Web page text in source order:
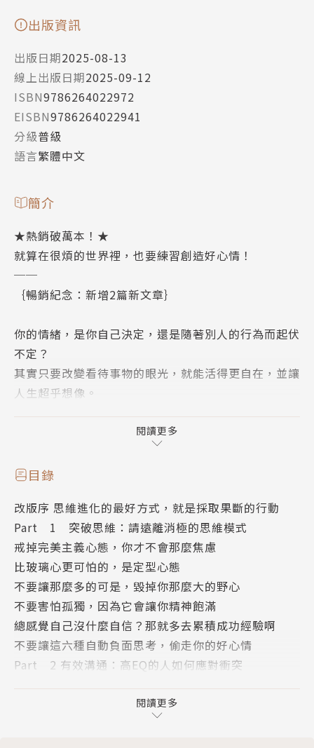
出版資訊
出版日期2025-08-13
線上出版日期2025-09-12
ISBN9786264022972
EISBN9786264022941
分級普級
語言繁體中文
簡介
★熱銷破萬本！★
就算在很煩的世界裡，也要練習創造好心情！
──
｛暢銷紀念：新增2篇新文章｝
你的情緒，是你自己決定，還是隨著別人的行為而起伏
不定？
其實只要改變看待事物的眼光，就能活得更自在，並讓
人生超乎想像。
「跟老闆打招呼沒有得到回應，是不是討厭我……」
「朋友吃飯沒約我，他們該不會要說我壞話吧……」
「只是順手幫忙，結果大家什麼事都丟給我做……」
你的內心是不是很常浮現各種小劇場？或是覺得好糾結
好委屈？
你經常為了「明明很努力，結果卻不如預期」而煩惱、
焦慮嗎？
你曾因累積太多不滿而失控爆走，結果後悔不已、內疚
自責嗎？
但是，只有你能決定要不要生氣，也只有你能讓自己開
閱讀更多
目錄
改版序 思維進化的最好方式，就是採取果斷的行動
Part 1 突破思維：請遠離消極的思維模式
戒掉完美主義心態，你才不會那麼焦慮
比玻璃心更可怕的，是定型心態
不要讓那麼多的可是，毀掉你那麼大的野心
不要害怕孤獨，因為它會讓你精神飽滿
總感覺自己沒什麼自信？那就多去累積成功經驗啊
不要讓這六種自動負面思考，偷走你的好心情
Part 2 有效溝通：高EQ的人如何應對衝突
如果有人對你大吼大叫，如何做才能展現高EQ
當你感到憤怒的時候，試試非暴力溝通吧
閱讀更多